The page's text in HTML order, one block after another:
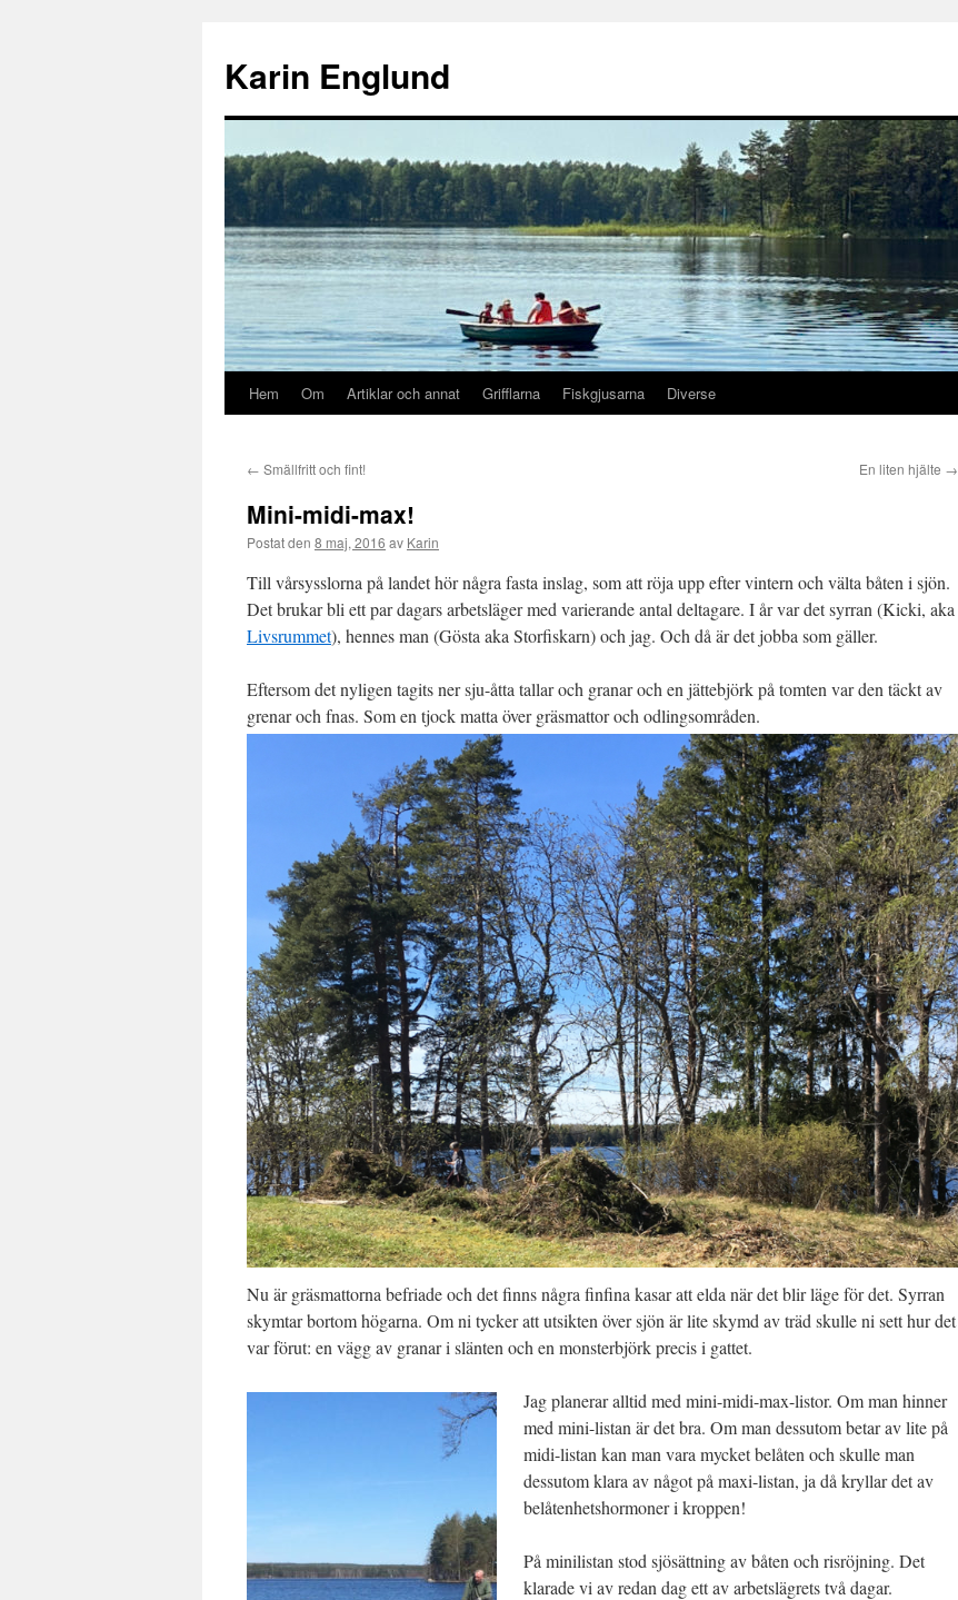
innehåll
Karin Englund
Hem Om Artiklar och annat Grifflarna Fiskgjusarna Diverse
← Smällfritt och fint! En liten hjälte →
Mini-midi-max!
Postat den 8 maj, 2016 av Karin
Till vårsysslorna på landet hör några fasta inslag, som att röja upp efter vintern och välta båten i sjön.
Det brukar bli ett par dagars arbetsläger med varierande antal deltagare. I år var det syrran (Kicki, aka
Livsrummet), hennes man (Gösta aka Storfiskarn) och jag. Och då är det jobba som gäller.
Eftersom det nyligen tagits ner sju-åtta tallar och granar och en jättebjörk på tomten var den täckt av
grenar och fnas. Som en tjock matta över gräsmattor och odlingsområden.
Nu är gräsmattorna befriade och det finns några finfina kasar att elda när det blir läge för det. Syrran
skymtar bortom högarna. Om ni tycker att utsikten över sjön är lite skymd av träd skulle ni sett hur det
var förut: en vägg av granar i slänten och en monsterbjörk precis i gattet.
Jag planerar alltid med mini-midi-max-listor. Om man hinner
med mini-listan är det bra. Om man dessutom betar av lite på
midi-listan kan man vara mycket belåten och skulle man
dessutom klara av något på maxi-listan, ja då kryllar det av
belåtenhetshormoner i kroppen!
På minilistan stod sjösättning av båten och risröjning. Det
klarade vi av redan dag ett av arbetslägrets två dagar.